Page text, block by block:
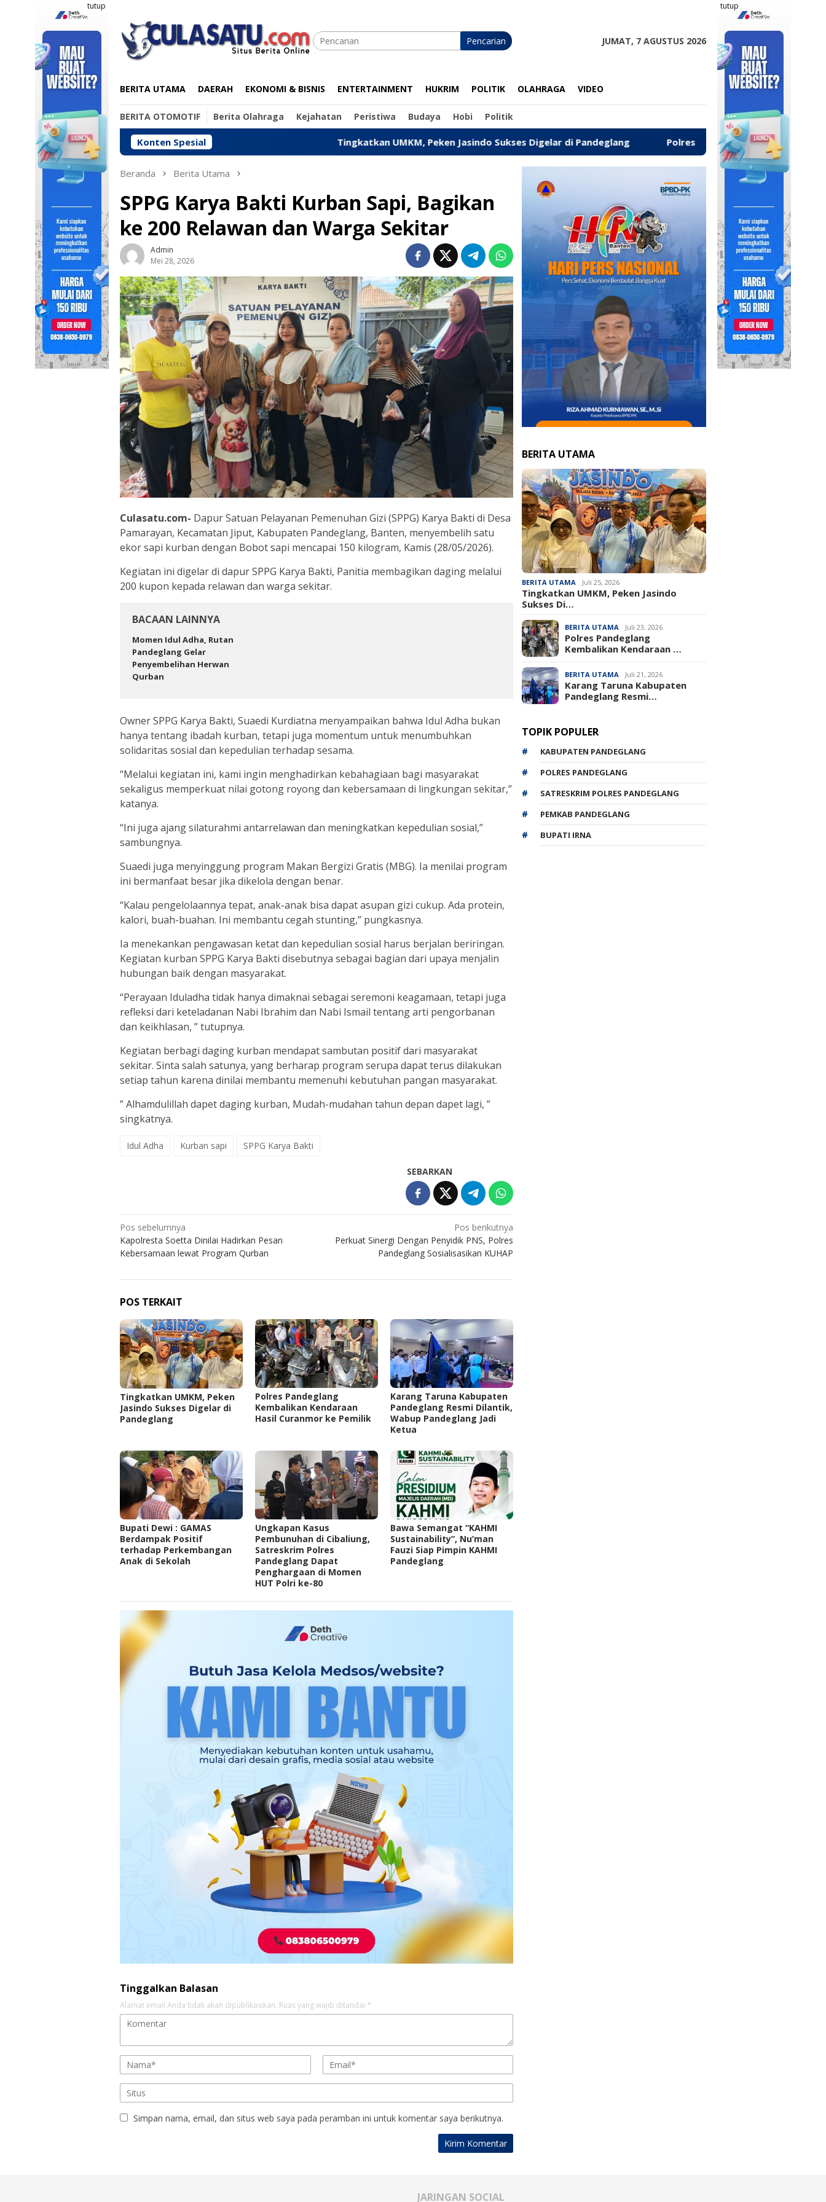
tutup tutup
Pencarian JUMAT, 7 AGUSTUS 2026
BERITA UTAMA DAERAH EKONOMI & BISNIS ENTERTAINMENT HUKRIM POLITIK OLAHRAGA VIDEO
BERITA OTOMOTIF Berita Olahraga Kejahatan Peristiwa Budaya Hobi Politik
Konten Spesial Tingkatkan UMKM, Peken Jasindo Sukses Digelar di Pandeglang ‎Polres Pandeglang Kembalikan Kendaraan Hasil
Beranda Berita Utama
SPPG Karya Bakti Kurban Sapi, Bagikan
ke 200 Relawan dan Warga Sekitar
Admin
Mei 28, 2026
Culasatu.com- Dapur Satuan Pelayanan Pemenuhan Gizi (SPPG) Karya Bakti di Desa
Pamarayan, Kecamatan Jiput, Kabupaten Pandeglang, Banten, menyembelih satu
ekor sapi kurban dengan Bobot sapi mencapai 150 kilogram, Kamis (28/05/2026).
Kegiatan ini digelar di dapur SPPG Karya Bakti, Panitia membagikan daging melalui
200 kupon kepada relawan dan warga sekitar.
BACAAN LAINNYA
Momen Idul Adha, Rutan
Pandeglang Gelar
Penyembelihan Herwan
Qurban
Owner SPPG Karya Bakti, Suaedi Kurdiatna menyampaikan bahwa Idul Adha bukan
hanya tentang ibadah kurban, tetapi juga momentum untuk menumbuhkan
solidaritas sosial dan kepedulian terhadap sesama.
“Melalui kegiatan ini, kami ingin menghadirkan kebahagiaan bagi masyarakat
sekaligus memperkuat nilai gotong royong dan kebersamaan di lingkungan sekitar,”
katanya.
“Ini juga ajang silaturahmi antarrelawan dan meningkatkan kepedulian sosial,”
sambungnya.
Suaedi juga menyinggung program Makan Bergizi Gratis (MBG). Ia menilai program
ini bermanfaat besar jika dikelola dengan benar.
“Kalau pengelolaannya tepat, anak-anak bisa dapat asupan gizi cukup. Ada protein,
kalori, buah-buahan. Ini membantu cegah stunting,” pungkasnya.
Ia menekankan pengawasan ketat dan kepedulian sosial harus berjalan beriringan.
Kegiatan kurban SPPG Karya Bakti disebutnya sebagai bagian dari upaya menjalin
hubungan baik dengan masyarakat.
“Perayaan Iduladha tidak hanya dimaknai sebagai seremoni keagamaan, tetapi juga
refleksi dari keteladanan Nabi Ibrahim dan Nabi Ismail tentang arti pengorbanan
dan keikhlasan, ” tutupnya.
Kegiatan berbagi daging kurban mendapat sambutan positif dari masyarakat
sekitar. Sinta salah satunya, yang berharap program serupa dapat terus dilakukan
setiap tahun karena dinilai membantu memenuhi kebutuhan pangan masyarakat.
” Alhamdulillah dapet daging kurban, Mudah-mudahan tahun depan dapet lagi, ”
singkatnya.
Idul Adha Kurban sapi SPPG Karya Bakti
SEBARKAN
Navigasi
pos
Pos sebelumnya
Kapolresta Soetta Dinilai Hadirkan Pesan
Kebersamaan lewat Program Qurban
Pos berikutnya
Perkuat Sinergi Dengan Penyidik PNS, Polres
Pandeglang Sosialisasikan KUHAP
POS TERKAIT
Tingkatkan UMKM, Peken
Jasindo Sukses Digelar di
Pandeglang
‎Polres Pandeglang
Kembalikan Kendaraan
Hasil Curanmor ke Pemilik ‎ ‎
Karang Taruna Kabupaten
Pandeglang Resmi Dilantik,
Wabup Pandeglang Jadi
Ketua
Bupati Dewi : GAMAS
Berdampak Positif
terhadap Perkembangan
Anak di Sekolah
‎Ungkapan Kasus
Pembunuhan di Cibaliung,
Satreskrim Polres
Pandeglang Dapat
Penghargaan di Momen
HUT Polri ke-80
Bawa Semangat “KAHMI
Sustainability”, Nu’man
Fauzi Siap Pimpin KAHMI
Pandeglang
Tinggalkan Balasan
Alamat email Anda tidak akan dipublikasikan. Ruas yang wajib ditandai *
Simpan nama, email, dan situs web saya pada peramban ini untuk komentar saya berikutnya.
BERITA UTAMA
BERITA UTAMA Juli 25, 2026
Tingkatkan UMKM, Peken Jasindo
Sukses Di…
BERITA UTAMA Juli 23, 2026
‎Polres Pandeglang
Kembalikan Kendaraan …
BERITA UTAMA Juli 21, 2026
Karang Taruna Kabupaten
Pandeglang Resmi…
TOPIK POPULER
KABUPATEN PANDEGLANG
POLRES PANDEGLANG
SATRESKRIM POLRES PANDEGLANG
PEMKAB PANDEGLANG
BUPATI IRNA
JARINGAN SOCIAL